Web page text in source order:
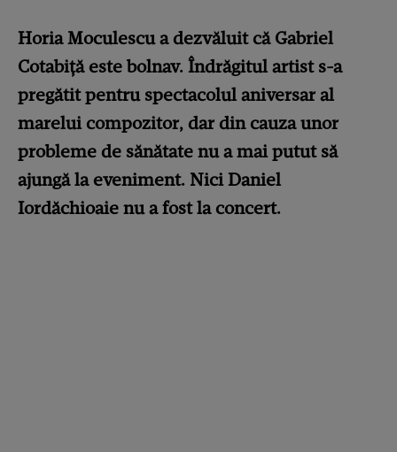
Horia Moculescu a dezvăluit că Gabriel
Cotabiță este bolnav. Îndrăgitul artist s-a
pregătit pentru spectacolul aniversar al
marelui compozitor, dar din cauza unor
probleme de sănătate nu a mai putut să
ajungă la eveniment. Nici Daniel
Iordăchioaie nu a fost la concert.